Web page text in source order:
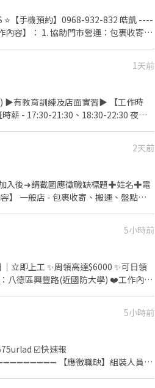
【手機預約】0968-932-832 皓凱 ----
】： 1. 協助門市營運：包裹收寄、
起 (已含交通津貼) ⭐【休假制度】：
13:00、08:30-13:30 晚班時薪 -
包裹多,會加班0.5到1小時 ▶️實際排班
市安排為主。 每日跑點約3–10間門
歌區永明街73-2號1樓 鶯歌鶯桃 - 智取
南雅 - 智取店 新北市鶯歌區南雅路13
南雅路13號1樓 鶯歌尖山 - 智取店 新北
有)、另外教育訓練、實習皆有支薪且
1天前
育訓練及店面實習▶️ 【工作時
薪 - 17:30-21:30、18:30-22:30 夜班
2天前
入後➜請截圖應徵職缺標題✚姓名✚電
】 一般店 - 包裹收寄、搬運、盤點、
08:30~13:30 晚班時段 -
＝＝＝＝＝ 🦐【休假制度】：排休制
-新北市鶯歌
北市鶯歌區中正一路92號1樓 ＝＝＝
5小時前
即上工 ✨周領高達$6000 ✨可日領
德區興豐路(近國防大學) ❤️工作內
應徵方式： ✦高薪職缺找【林林
專線：0965-236580
5小時前
☑️快速報
【應徵職缺】組裝人員